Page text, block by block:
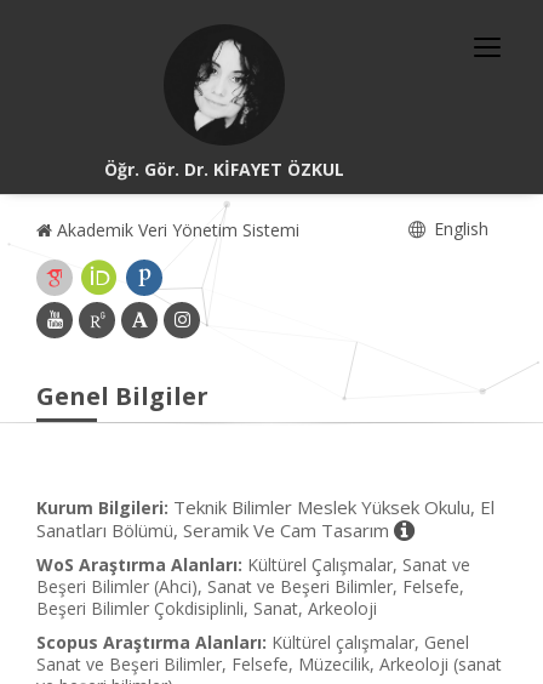
Öğr. Gör. Dr. KİFAYET ÖZKUL
Akademik Veri Yönetim Sistemi English
Genel Bilgiler
Kurum Bilgileri: Teknik Bilimler Meslek Yüksek Okulu, El
Sanatları Bölümü, Seramik Ve Cam Tasarım
WoS Araştırma Alanları: Kültürel Çalışmalar, Sanat ve
Beşeri Bilimler (Ahci), Sanat ve Beşeri Bilimler, Felsefe,
Beşeri Bilimler Çokdisiplinli, Sanat, Arkeoloji
Scopus Araştırma Alanları: Kültürel çalışmalar, Genel
Sanat ve Beşeri Bilimler, Felsefe, Müzecilik, Arkeoloji (sanat